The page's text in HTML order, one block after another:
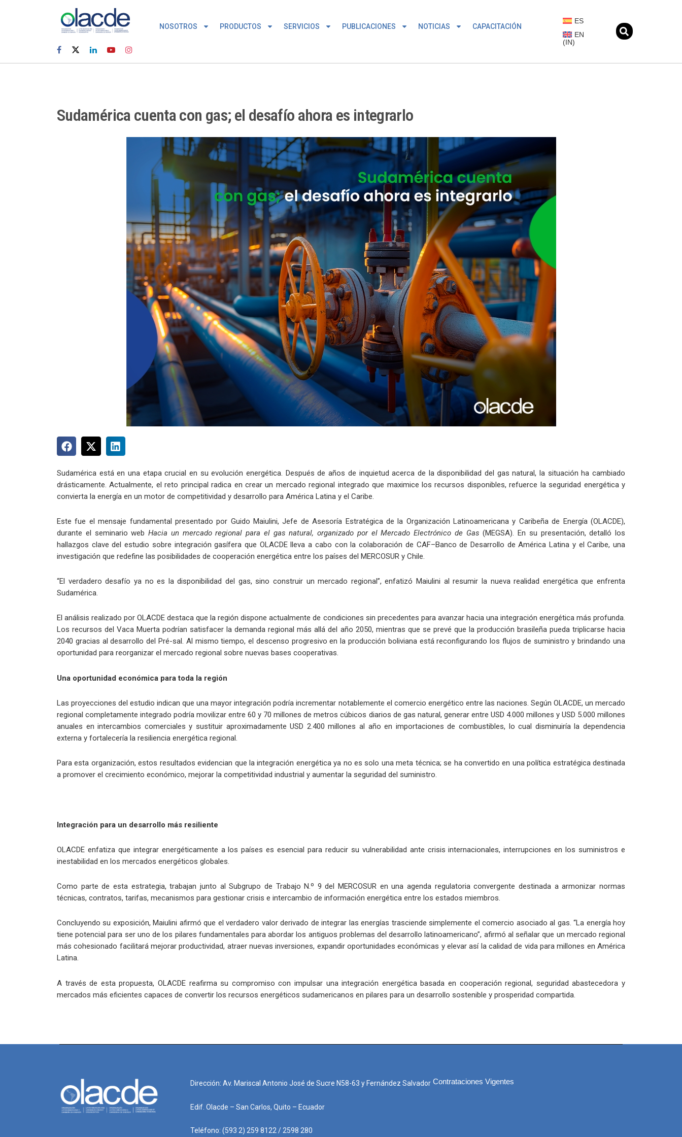
NOSOTROS PRODUCTOS SERVICIOS PUBLICACIONES NOTICIAS CAPACITACIÓN
ES
EN
(IN)
Sudamérica cuenta con gas; el desafío ahora es integrarlo
Sudamérica está en una etapa crucial en su evolución energética. Después de años de inquietud acerca de la disponibilidad del gas natural, la situación ha cambiado
drásticamente. Actualmente, el reto principal radica en crear un mercado regional integrado que maximice los recursos disponibles, refuerce la seguridad energética y
convierta la energía en un motor de competitividad y desarrollo para América Latina y el Caribe.
Este fue el mensaje fundamental presentado por Guido Maiulini, Jefe de Asesoría Estratégica de la Organización Latinoamericana y Caribeña de Energía (OLACDE),
durante el seminario web Hacia un mercado regional para el gas natural, organizado por el Mercado Electrónico de Gas (MEGSA). En su presentación, detalló los
hallazgos clave del estudio sobre integración gasífera que OLACDE lleva a cabo con la colaboración de CAF–Banco de Desarrollo de América Latina y el Caribe, una
investigación que redefine las posibilidades de cooperación energética entre los países del MERCOSUR y Chile.
“El verdadero desafío ya no es la disponibilidad del gas, sino construir un mercado regional”, enfatizó Maiulini al resumir la nueva realidad energética que enfrenta
Sudamérica.
El análisis realizado por OLACDE destaca que la región dispone actualmente de condiciones sin precedentes para avanzar hacia una integración energética más profunda.
Los recursos del Vaca Muerta podrían satisfacer la demanda regional más allá del año 2050, mientras que se prevé que la producción brasileña pueda triplicarse hacia
2040 gracias al desarrollo del Pré-sal. Al mismo tiempo, el descenso progresivo en la producción boliviana está reconfigurando los flujos de suministro y brindando una
oportunidad para reorganizar el mercado regional sobre nuevas bases cooperativas.
Una oportunidad económica para toda la región
Las proyecciones del estudio indican que una mayor integración podría incrementar notablemente el comercio energético entre las naciones. Según OLACDE, un mercado
regional completamente integrado podría movilizar entre 60 y 70 millones de metros cúbicos diarios de gas natural, generar entre USD 4.000 millones y USD 5.000 millones
anuales en intercambios comerciales y sustituir aproximadamente USD 2.400 millones al año en importaciones de combustibles, lo cual disminuiría la dependencia
externa y fortalecería la resiliencia energética regional.
Para esta organización, estos resultados evidencian que la integración energética ya no es solo una meta técnica; se ha convertido en una política estratégica destinada
a promover el crecimiento económico, mejorar la competitividad industrial y aumentar la seguridad del suministro.
Integración para un desarrollo más resiliente
OLACDE enfatiza que integrar energéticamente a los países es esencial para reducir su vulnerabilidad ante crisis internacionales, interrupciones en los suministros e
inestabilidad en los mercados energéticos globales.
Como parte de esta estrategia, trabajan junto al Subgrupo de Trabajo N.º 9 del MERCOSUR en una agenda regulatoria convergente destinada a armonizar normas
técnicas, contratos, tarifas, mecanismos para gestionar crisis e intercambio de información energética entre los estados miembros.
Concluyendo su exposición, Maiulini afirmó que el verdadero valor derivado de integrar las energías trasciende simplemente el comercio asociado al gas. “La energía hoy
tiene potencial para ser uno de los pilares fundamentales para abordar los antiguos problemas del desarrollo latinoamericano”, afirmó al señalar que un mercado regional
más cohesionado facilitará mejorar productividad, atraer nuevas inversiones, expandir oportunidades económicas y elevar así la calidad de vida para millones en América
Latina.
A través de esta propuesta, OLACDE reafirma su compromiso con impulsar una integración energética basada en cooperación regional, seguridad abastecedora y
mercados más eficientes capaces de convertir los recursos energéticos sudamericanos en pilares para un desarrollo sostenible y prosperidad compartida.
Dirección: Av. Mariscal Antonio José de Sucre N58-63 y Fernández Salvador
Edif. Olacde – San Carlos, Quito – Ecuador
Teléfono: (593 2) 259 8122 / 2598 280
Contrataciones Vigentes